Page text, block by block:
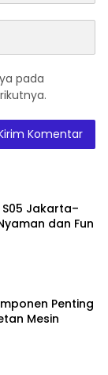
pada
Jakarta–
dan Fun
Penting
Mesin